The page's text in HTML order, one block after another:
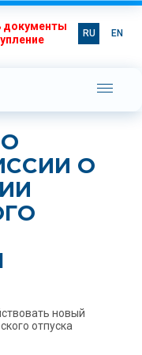
RU EN
документы
О
новый
отпуска